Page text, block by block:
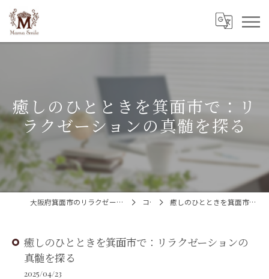
癒しのひとときを箕面市で：リ
ラクゼーションの真髄を探る
大阪府箕面市のリラクゼーションならMama Smile(ママスマイル) コラム 癒しのひとときを箕面市で：リラクゼーションの真髄を探る
癒しのひとときを箕面市で：リラクゼーションの
真髄を探る
2025/04/23